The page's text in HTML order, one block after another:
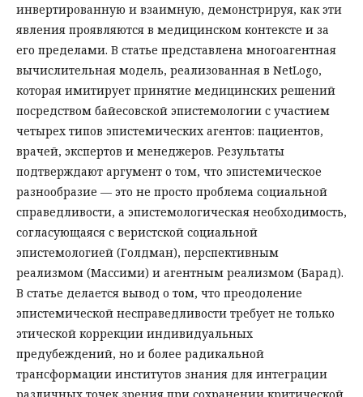
инвертированную и взаимную, демонстрируя, как эти
явления проявляются в медицинском контексте и за
его пределами. В статье представлена многоагентная
вычислительная модель, реализованная в NetLogo,
которая имитирует принятие медицинских решений
посредством байесовской эпистемологии с участием
четырех типов эпистемических агентов: пациентов,
врачей, экспертов и менеджеров. Результаты
подтверждают аргумент о том, что эпистемическое
разнообразие — это не просто проблема социальной
справедливости, а эпистемологическая необходимость,
согласующаяся с веристской социальной
эпистемологией (Голдман), перспективным
реализмом (Массими) и агентным реализмом (Барад).
В статье делается вывод о том, что преодоление
эпистемической несправедливости требует не только
этической коррекции индивидуальных
предубеждений, но и более радикальной
трансформации институтов знания для интеграции